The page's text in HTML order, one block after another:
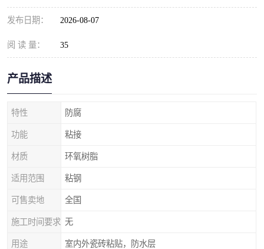
发布日期： 2026-08-07
阅 读 量： 35
产品描述
特性 防腐
功能 粘接
材质 环氧树脂
适用范围 粘钢
可售卖地 全国
施工时间要求 无
用途 室内外瓷砖粘贴，防水层